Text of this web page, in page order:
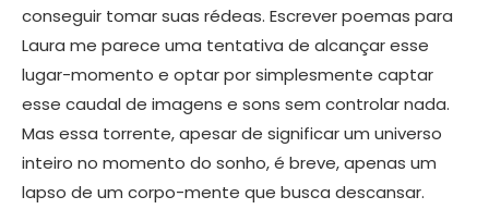
conseguir tomar suas rédeas. Escrever poemas para
Laura me parece uma tentativa de alcançar esse
lugar-momento e optar por simplesmente captar
esse caudal de imagens e sons sem controlar nada.
Mas essa torrente, apesar de significar um universo
inteiro no momento do sonho, é breve, apenas um
lapso de um corpo-mente que busca descansar.